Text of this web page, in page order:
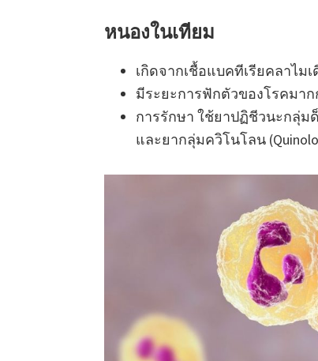
หนองในเทียม
เกิดจากเชื้อแบคทีเรียคลาไมเ
มีระยะการฟักตัวของโรคมาก
การรักษา ใช้ยาปฏิชีวนะกลุ่ม
และยากลุ่มควิโนโลน